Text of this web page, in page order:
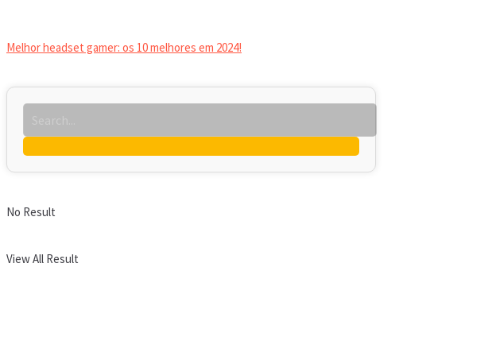
Melhor headset gamer: os 10 melhores em 2024!
No Result
View All Result